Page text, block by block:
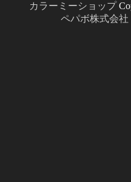
カラーミーショップ
ペパボ株式会社